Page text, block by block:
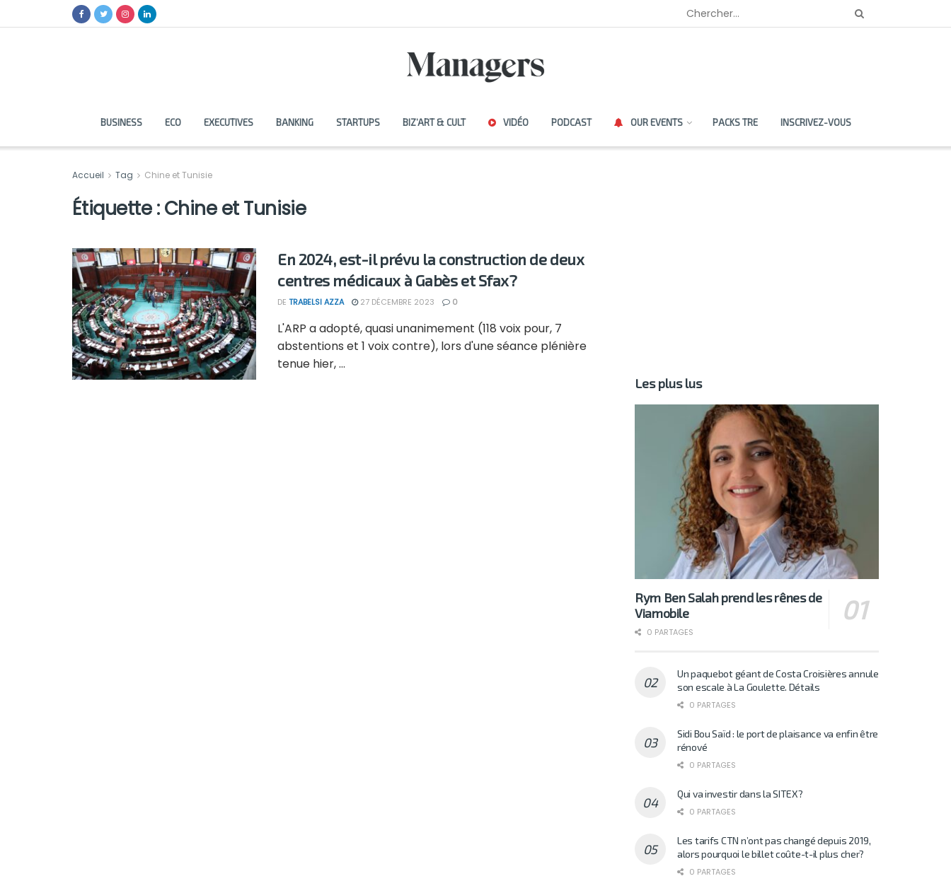
BUSINESS ECO EXECUTIVES BANKING STARTUPS BIZ’ART & CULT VIDÉO PODCAST OUR EVENTS PACKS TRE INSCRIVEZ-VOUS
Accueil Tag Chine et Tunisie
Étiquette :Chine et Tunisie
En 2024, est-il prévu la construction de deux
centres médicaux à Gabès et Sfax?
DE TRABELSI AZZA 27 DÉCEMBRE 2023 0
L'ARP a adopté, quasi unanimement (118 voix pour, 7
abstentions et 1 voix contre), lors d'une séance plénière
tenue hier, ...
Les plus lus
Rym Ben Salah prend les rênes de
Viamobile
0 PARTAGES
Un paquebot géant de Costa Croisières annule
son escale à La Goulette. Détails
0 PARTAGES
Sidi Bou Saïd : le port de plaisance va enfin être
rénové
0 PARTAGES
Qui va investir dans la SITEX?
0 PARTAGES
Les tarifs CTN n’ont pas changé depuis 2019,
alors pourquoi le billet coûte-t-il plus cher?
0 PARTAGES